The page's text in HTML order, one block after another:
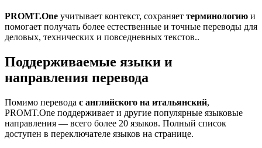
PROMT.One учитывает контекст, сохраняет терминологию и
помогает получать более естественные и точные переводы для
деловых, технических и повседневных текстов..
Поддерживаемые языки и
направления перевода
Помимо перевода с английского на итальянский,
PROMT.One поддерживает и другие популярные языковые
направления — всего более 20 языков. Полный список
доступен в переключателе языков на странице.